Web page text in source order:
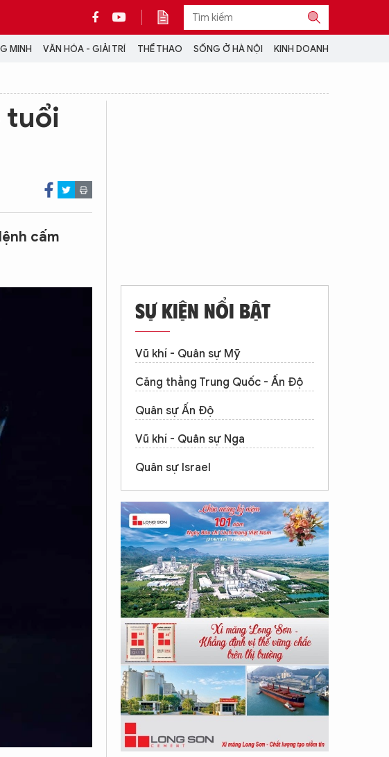
MINH VĂN HÓA - GIẢI TRÍ THỂ THAO SỐNG Ở HÀ NỘI KINH DOANH
SỰ
tuổi
cấm
SỰ KIỆN NỔI BẬT
Vũ khí - Quân sự Mỹ
Căng thẳng Trung Quốc - Ấn Độ
Quân sự Ấn Độ
Vũ khí - Quân sự Nga
Quân sự Israel